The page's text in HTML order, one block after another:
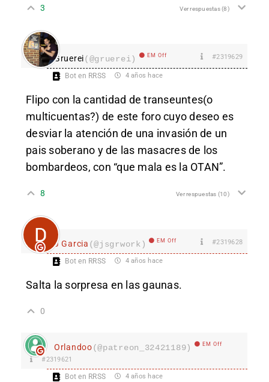
3 Ver respuestas(8)
Gruerei(@gruerei) EM Off #2319629
Bot en RRSS 4 años hace
Flipo con la cantidad de transeuntes(o
multicuentas?) de este foro cuyo deseo es
desviar la atención de una invasión de un
pais soberano y de las masacres de los
bombardeos, con “que mala es la OTAN”.
8 Ver respuestas (10)
J Garcia (@jsgrwork) EM Off #2319628
Bot en RRSS 4 años hace
Salta la sorpresa en las gaunas.
0
Orlandoo(@patreon_32421189) EM Off
#2319621
Bot en RRSS 4 años hace